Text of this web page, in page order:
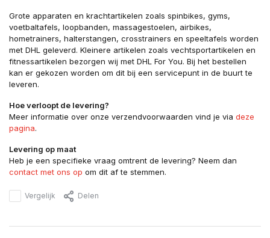
Grote apparaten en krachtartikelen zoals spinbikes, gyms,
voetbaltafels, loopbanden, massagestoelen, airbikes,
hometrainers, halterstangen, crosstrainers en speeltafels worden
met DHL geleverd. Kleinere artikelen zoals vechtsportartikelen en
fitnessartikelen bezorgen wij met DHL For You. Bij het bestellen
kan er gekozen worden om dit bij een servicepunt in de buurt te
leveren.
Hoe verloopt de levering?
Meer informatie over onze verzendvoorwaarden vind je via deze
pagina.
Levering op maat
Heb je een specifieke vraag omtrent de levering? Neem dan
contact met ons op om dit af te stemmen.
Vergelijk Delen